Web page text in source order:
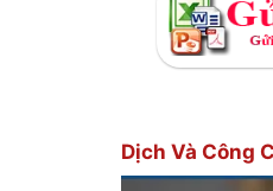
Dịch Và Công